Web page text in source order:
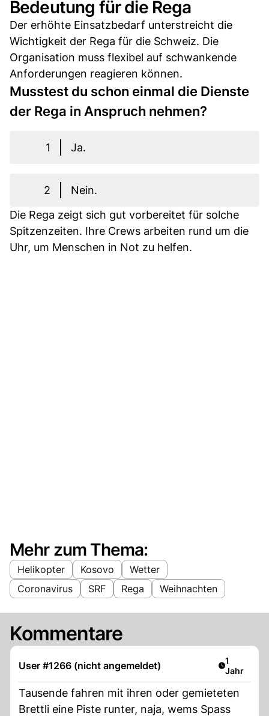
Bedeutung für die Rega
Der erhöhte Einsatzbedarf unterstreicht die
Wichtigkeit der Rega für die Schweiz. Die
Organisation muss flexibel auf schwankende
Anforderungen reagieren können.
Musstest du schon einmal die Dienste
der Rega in Anspruch nehmen?
1 Ja.
2
Nein.
Die Rega zeigt sich gut vorbereitet für solche
Spitzenzeiten. Ihre Crews arbeiten rund um die
Uhr, um Menschen in Not zu helfen.
Mehr zum Thema:
Helikopter Kosovo
Wetter
Coronavirus
SRF Rega Weihnachten
Kommentare
User #1266 (nicht angemeldet) Artikel
1
Jahr
Tausende fahren mit ihren oder gemieteten
Brettli eine Piste runter, naja, wems Spass